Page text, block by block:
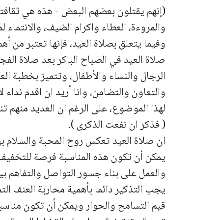
(إنهم يقتلون بعضهم البعض - هذه هي
والمروءة، العطاء واكرام الضيف،
وفيما يتعلق بصلاة العيد، فإنها تعتبر من
صلاة العيد في الصباح الباكر بعد صلاة
الرجال والنساء والأطفال، وتتميز بخطبة
والتعاون والتضامن، وانا أريد ان اقدم
لهذا الموضوع، على الرغم ان العديد
( فذكر ان نفعت الذكرى ).
ان صلاة العيد تعكس روح المحبة
يمكن أن تكون هذه المناسبة فرصة
والعمل على بناء جسور التواصل والتفاهم
يجب التذكير دائما بأهمية محاربة العنف
قيم التسامح والحوار ويمكن أن تكون